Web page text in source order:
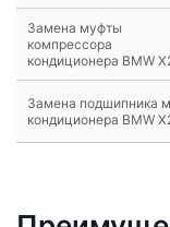
Замена муфты
компрессора
кондиционера BMW
Замена подшипника
кондиционера BMW